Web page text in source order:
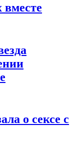
вместе
о сексе с